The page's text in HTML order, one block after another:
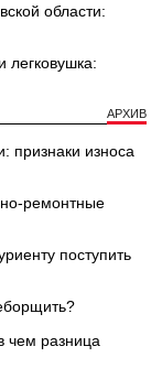
области:
легковушка:
АРХИВ
признаки износа
ремонтные
поступить
чем разница